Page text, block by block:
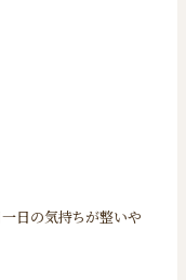
日の気持ちが整いや